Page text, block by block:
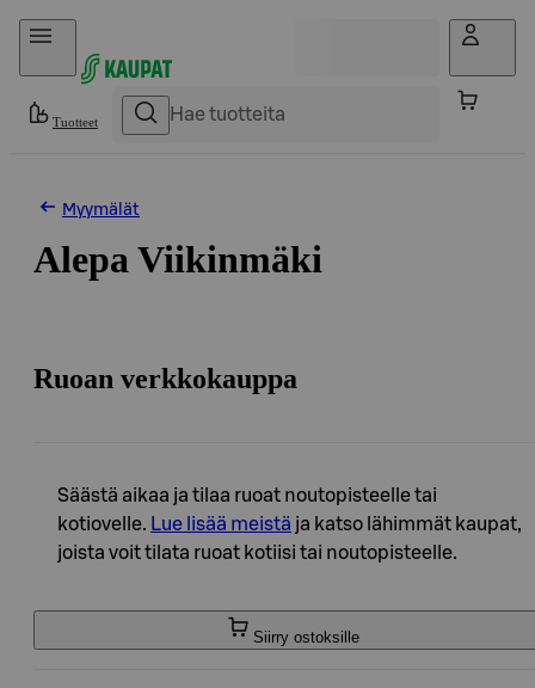
Hyppää sisältöön
Tuotteet
Myymälät
Alepa Viikinmäki
Ruoan verkkokauppa
Säästä aikaa ja tilaa ruoat noutopisteelle tai
kotiovelle. Lue lisää meistä ja katso lähimmät kaupat,
joista voit tilata ruoat kotiisi tai noutopisteelle.
Siirry ostoksille